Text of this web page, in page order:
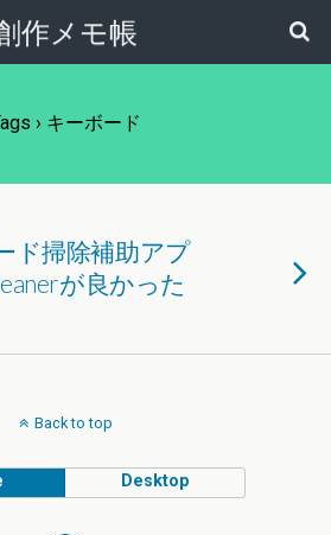
作メモ帳
› キーボード
ド掃除補助アプ
が良かった
Back to top
Desktop